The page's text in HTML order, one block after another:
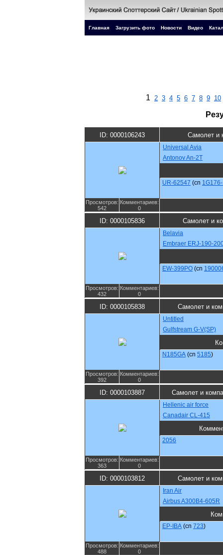
Главная Загрузить фото Новости Видео
1 2 3 4 5 6 7 8 9 10
ID: 0000106243 Самолет и
Universal Avia
Antonov An-2T
UR-62547 (cn
Просмотров:
542
Комментариев:
0
ID: 0000105836 Самолет и
Belavia
Embraer ERJ-190-
EW-399PO (cn
Просмотров:
432
Комментариев:
0
ID: 0000105838 Самолет и
Untitled
Gulfstream G-V(SP)
N185GA (cn 5185)
Просмотров:
392
Комментариев:
0
ID: 0000103887 Самолет и
Hellenic air force
Canadair CL-415
2056
Просмотров:
363
Комментариев:
0
ID: 0000103812 Самолет и
Iran Air
Airbus A300B4-605R
EP-IBA (cn 723)
Просмотров:
488
Комментариев:
0